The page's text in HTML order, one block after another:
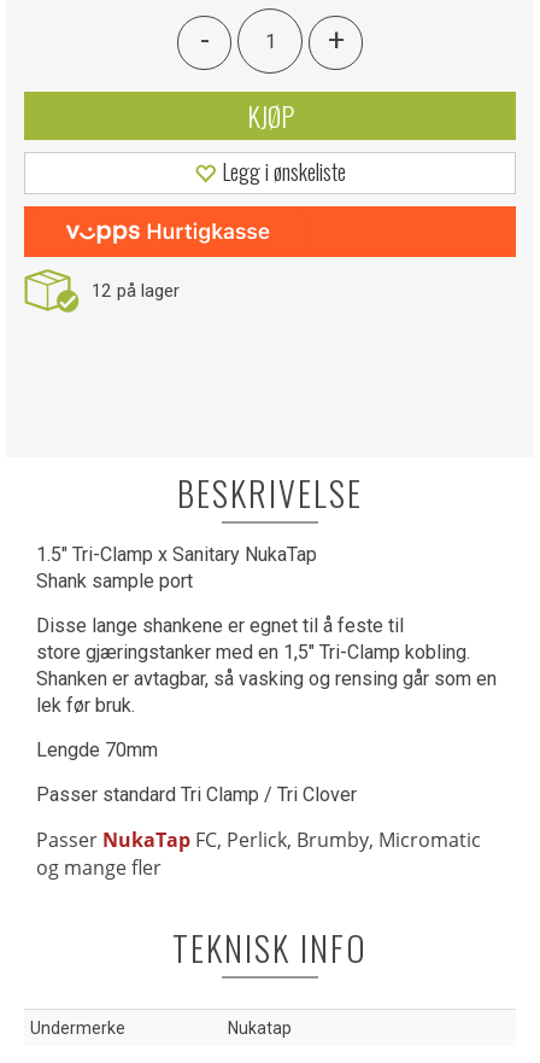
- +
KJØP
Legg i ønskeliste
12 på lager
BESKRIVELSE
1.5" Tri-Clamp x Sanitary NukaTap
Shank sample port
Disse lange shankene er egnet til å feste til
store gjæringstanker med en 1,5" Tri-Clamp kobling.
Shanken er avtagbar, så vasking og rensing går som en
lek før bruk.
Lengde 70mm
Passer standard Tri Clamp / Tri Clover
Passer NukaTap FC, Perlick, Brumby, Micromatic
og mange fler
TEKNISK INFO
Undermerke Nukatap